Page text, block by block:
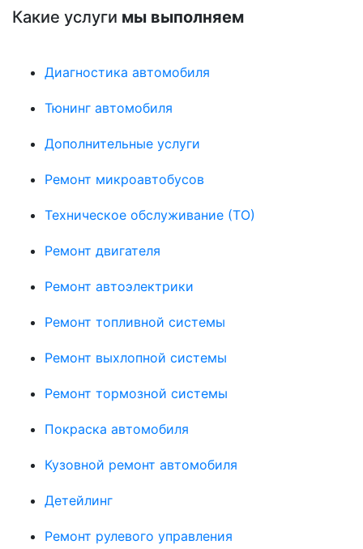
Какие услуги мы выполняем
Диагностика автомобиля
Тюнинг автомобиля
Дополнительные услуги
Ремонт микроавтобусов
Техническое обслуживание (ТО)
Ремонт двигателя
Ремонт автоэлектрики
Ремонт топливной системы
Ремонт выхлопной системы
Ремонт тормозной системы
Покраска автомобиля
Кузовной ремонт автомобиля
Детейлинг
Ремонт рулевого управления